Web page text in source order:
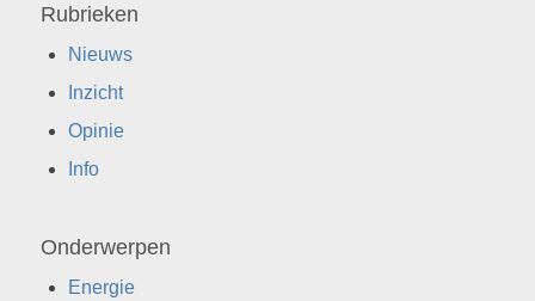
Rubrieken
Nieuws
Inzicht
Opinie
Info
Onderwerpen
Energie